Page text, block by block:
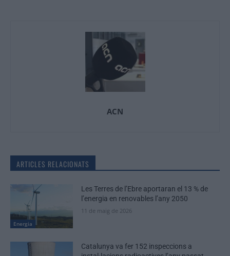
ACN
ARTICLES RELACIONATS
Energia
Les Terres de l’Ebre aportaran el 13 % de
l’energia en renovables l’any 2050
11 de maig de 2026
Catalunya va fer 152 inspeccions a